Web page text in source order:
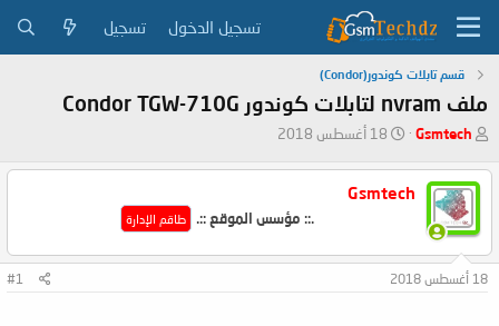
تسجيل الدخول تسجيل
قسم تابلات كوندور(Condor)
ملف nvram لتابلات كوندور Condor TGW-710G
ب
د
ئ
ل
م
و
Gsmtech
ت
ر
ي
ل
ب
18 أغسطس 2018
Gsmtech
.:: مؤسس الموقع ::. طاقم الإدارة
18 أغسطس 2018 #1